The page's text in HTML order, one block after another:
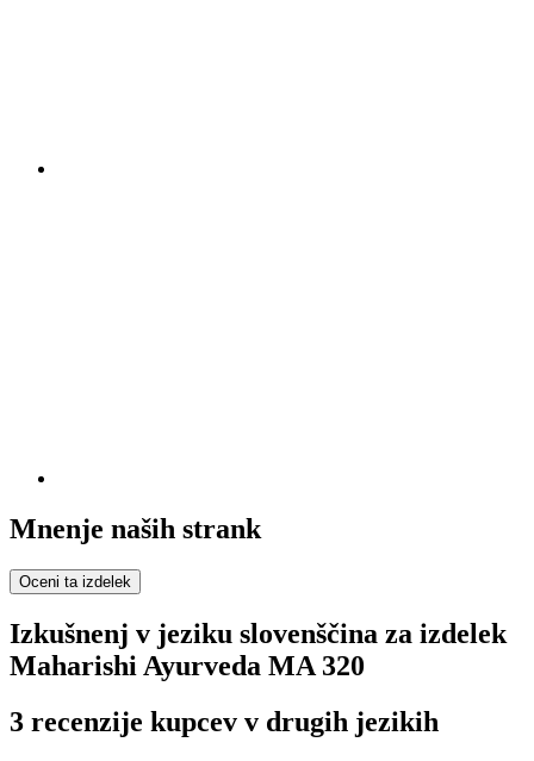
Mnenje naših strank
Oceni ta izdelek
Izkušnenj v jeziku slovenščina za izdelek
Maharishi Ayurveda MA 320
3 recenzije kupcev v drugih jezikih